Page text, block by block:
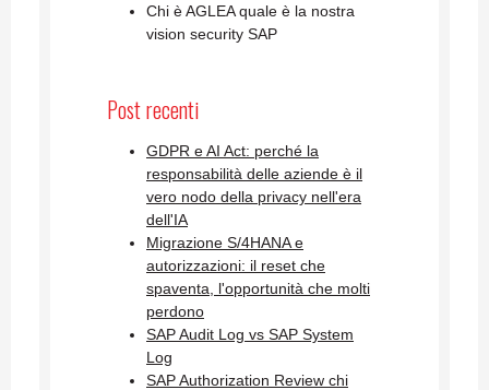
Chi è AGLEA quale è la nostra
vision security SAP
Post recenti
GDPR e AI Act: perché la
responsabilità delle aziende è il
vero nodo della privacy nell'era
dell'IA
Migrazione S/4HANA e
autorizzazioni: il reset che
spaventa, l'opportunità che molti
perdono
SAP Audit Log vs SAP System
Log
SAP Authorization Review chi